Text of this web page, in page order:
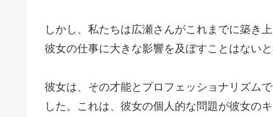
しかし、私たちは広瀬さんがこれまでに築き
彼女の仕事に大きな影響を及ぼすことはないと
彼女は、その才能とプロフェッショナリズム
した。これは、彼女の個人的な問題が彼女の